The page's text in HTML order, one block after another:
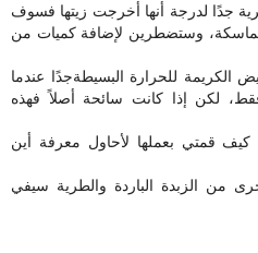
جدًا لدرجة أنها أخرجت زيتها فسوف
وستضطرين لإضافة كميات من
الكريمة للحرارة البسيطةجدًا عندما
لكن إذا كانت سائحة أصلاً فهذه
كيف قمتي بعملها لأحاول معرفة أين
من الزبدة الباردة والطرية سيفي